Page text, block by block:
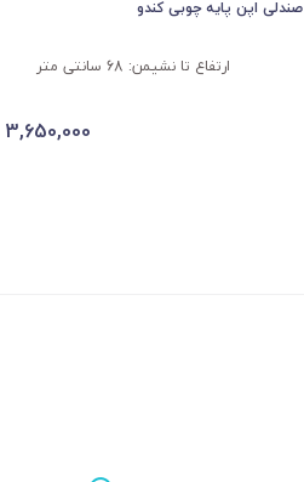
صندلی اپن پایه چوبی کندو
ارتفاع تا نشیمن: 68 سانتی متر
3,650,000